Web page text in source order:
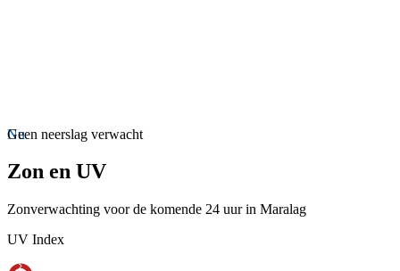
Nu
Geen neerslag verwacht
Zon en UV
Zonverwachting voor de komende 24 uur in Maralag
UV Index